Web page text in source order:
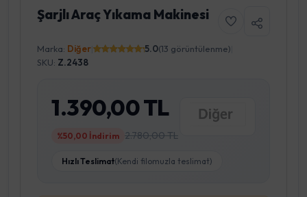
Şarjlı Araç Yıkama Makinesi
Marka: Diğer 5.0(13 görüntülenme)
SKU: Z.2438
1.390,00 TL
%50,00 İndirim 2.780,00 TL
Hızlı Teslimat(Kendi filomuzla teslimat)